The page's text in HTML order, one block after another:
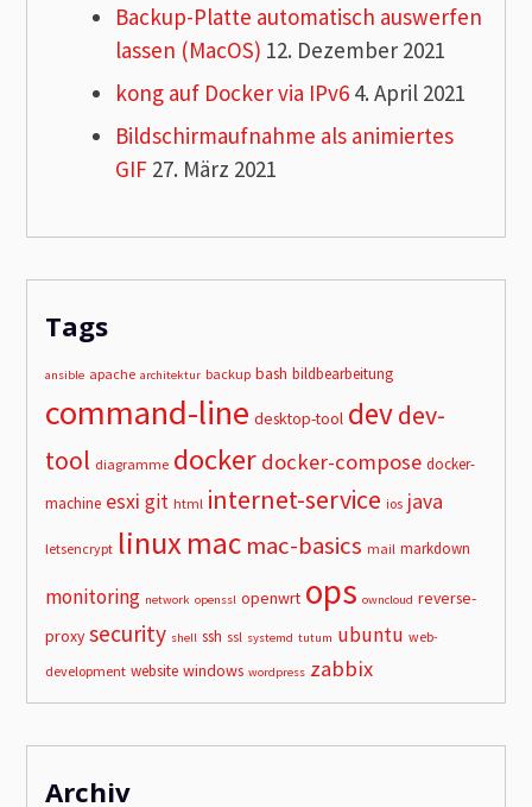
Backup-Platte automatisch auswerfen
lassen (MacOS) 12. Dezember 2021
kong auf Docker via IPv6 4. April 2021
Bildschirmaufnahme als animiertes
GIF 27. März 2021
Tags
ansible apache architektur backup bash bildbearbeitung
command-line desktop-tool devdev-
tool diagramme docker docker-compose docker-
machine esxi git html internet-service ios java
letsencrypt linuxmac mac-basics mail markdown
monitoring network openssl openwrt ops owncloud reverse-
proxy security shell ssh ssl systemd tutum ubuntu web-
development website windows wordpress zabbix
Archiv